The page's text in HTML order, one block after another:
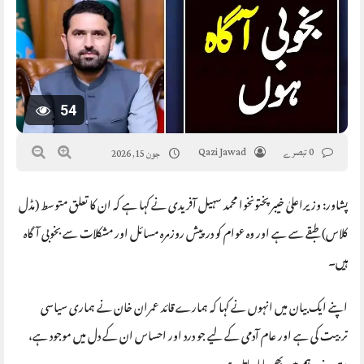
54
Qazi Jawad جون 15, 2026
پشاور: وزیراعلیٰ خیبر پختونخوا محمد سہیل آفریدی نے کہا ہے کہ ان کا تعلق متوسط (مڈل
کلاس) طبقے سے ہے اور وہ عوام کو درپیش روزمرہ مسائل اور مشکلات سے بخوبی آگاہ
ہیں۔
اپنے ایک بیان میں انہوں نے کہا کہ ہمارے قائد عمران خان نے ہماری سیاسی
تربیت کی ہے اور عام آدمی کے لیے جو درد اور احساس ان کے دل میں موجود ہے،